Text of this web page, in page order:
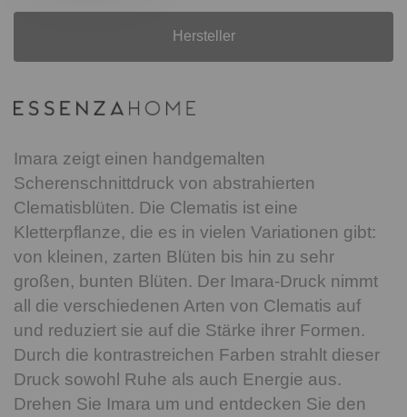
Hersteller
Imara zeigt einen handgemalten
Scherenschnittdruck von abstrahierten
Clematisblüten. Die Clematis ist eine
Kletterpflanze, die es in vielen Variationen gibt:
von kleinen, zarten Blüten bis hin zu sehr
großen, bunten Blüten. Der Imara-Druck nimmt
all die verschiedenen Arten von Clematis auf
und reduziert sie auf die Stärke ihrer Formen.
Durch die kontrastreichen Farben strahlt dieser
Druck sowohl Ruhe als auch Energie aus.
Drehen Sie Imara um und entdecken Sie den